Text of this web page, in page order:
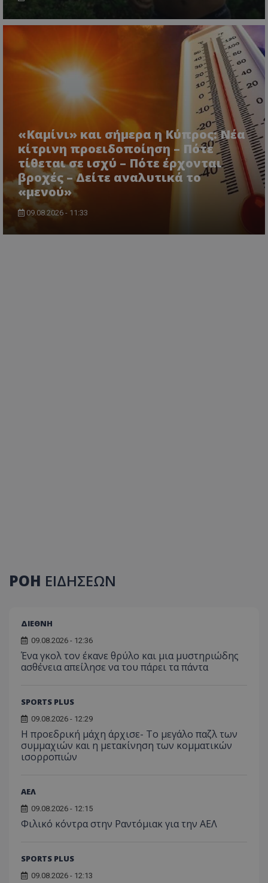
«Καμίνι» και σήμερα η Κύπρος: Νέα
κίτρινη προειδοποίηση – Πότε
τίθεται σε ισχύ – Πότε έρχονται
βροχές – Δείτε αναλυτικά το
«μενού»
09.08.2026 - 11:33
ΡΟΗ ΕΙΔΗΣΕΩΝ
ΔΙΕΘΝΗ
09.08.2026 - 12:36
Ένα γκολ τον έκανε θρύλο και μια μυστηριώδης
ασθένεια απείλησε να του πάρει τα πάντα
SPORTS PLUS
09.08.2026 - 12:29
Η προεδρική μάχη άρχισε- Το μεγάλο παζλ των
συμμαχιών και η μετακίνηση των κομματικών
ισορροπιών
ΑΕΛ
09.08.2026 - 12:15
Φιλικό κόντρα στην Ραντόμιακ για την ΑΕΛ
SPORTS PLUS
09.08.2026 - 12:13